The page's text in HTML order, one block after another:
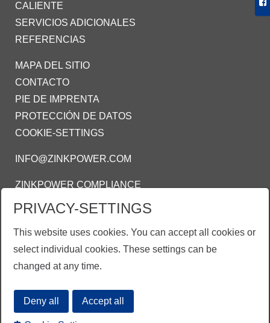
CALIENTE
SERVICIOS ADICIONALES
REFERENCIAS
MAPA DEL SITIO
CONTACTO
PIE DE IMPRENTA
PROTECCIÓN DE DATOS
COOKIE-SETTINGS
INFO@ZINKPOWER.COM
ZINKPOWER COMPLIANCE
Estamos orgullosos de ser meimbro de estas
asociaciones:
AMEGAC - Asociación Mexicana de Galvanizadores
AGA - American Galvanizers Association
PRIVACY-SETTINGS
This website uses cookies. You can accept all cookies or
select individual cookies. These settings can be
changed at any time.
Deny all Accept all